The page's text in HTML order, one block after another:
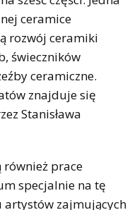
ceramice
rozwój ceramiki
świeczników
ceramiczne.
znajduje się
Stanisława
również prace
specjalnie na tę
artystów zajmujących